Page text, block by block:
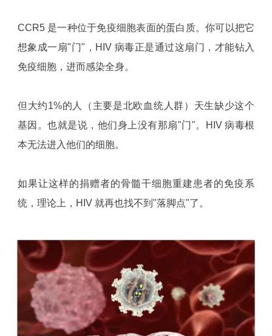
CCR5 是一种位于免疫细胞表面的蛋白质。你可以把它
想象成一扇"门"，HIV 病毒正是通过这扇门，才能钻入
免疫细胞，进而感染全身。
但大约1%的人（主要是北欧血统人群）天生缺少这个
基因。也就是说，他们身上没有那扇"门"。HIV 病毒根
本无法进入他们的细胞。
如果让这样的捐赠者的骨髓干细胞重建患者的免疫系
统，理论上，HIV 就再也找不到"落脚点"了。